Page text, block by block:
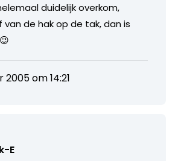
duidelijk overkom,
van de hak op de tak, dan is
om 14:21
E